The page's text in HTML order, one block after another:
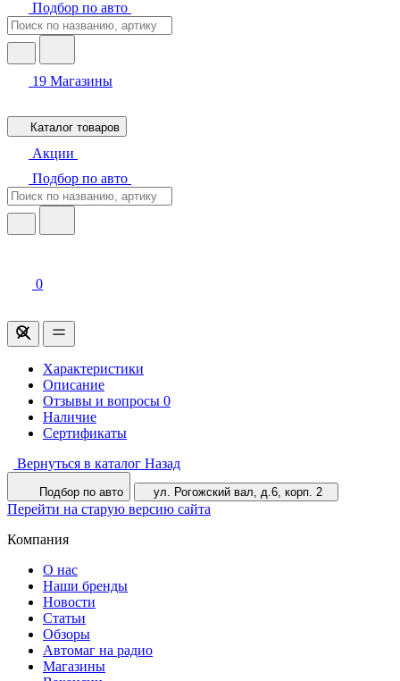
Подбор по авто
19 Магазины
Каталог товаров
Акции
Подбор по авто
0
Характеристики
Описание
Отзывы и вопросы 0
Наличие
Сертификаты
Вернуться в каталог Назад
Подбор по авто ул. Рогожский вал, д.6, корп. 2
Перейти на старую версию сайта
Компания
О нас
Наши бренды
Новости
Статьи
Обзоры
Автомаг на радио
Магазины